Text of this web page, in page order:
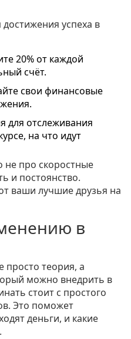
достижения успеха в
20% от каждой
счёт.
свои финансовые
для отслеживания
на что идут
не про скоростные
и постоянство.
ваши лучшие друзья на
в
просто теория, а
можно внедрить в
стоит с простого
Это поможет
деньги, и какие